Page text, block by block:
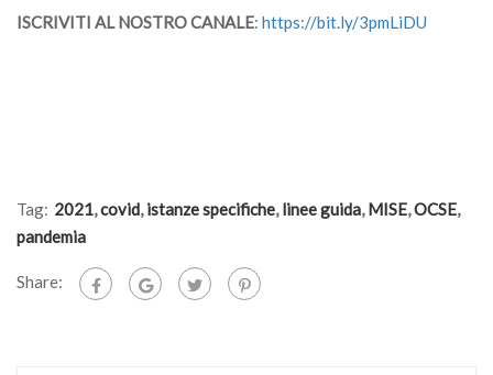
ISCRIVITI AL NOSTRO CANALE: https://bit.ly/3pmLiDU
Tag: 2021,covid,istanze specifiche,linee guida,MISE,OCSE,
pandemia
Share: